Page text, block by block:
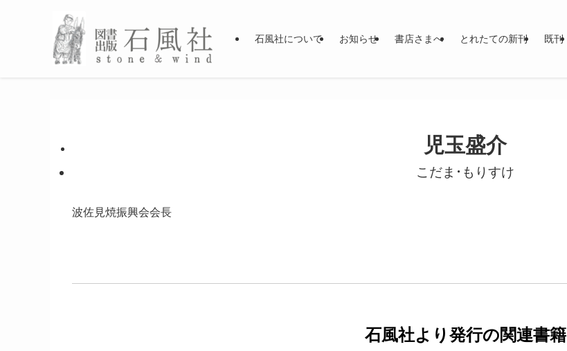
石風社について お知らせ 書店さまへ とれたての新刊 既刊
児玉盛介
こだま・もりすけ
波佐見焼振興会会長
石風社より発行の関連書籍